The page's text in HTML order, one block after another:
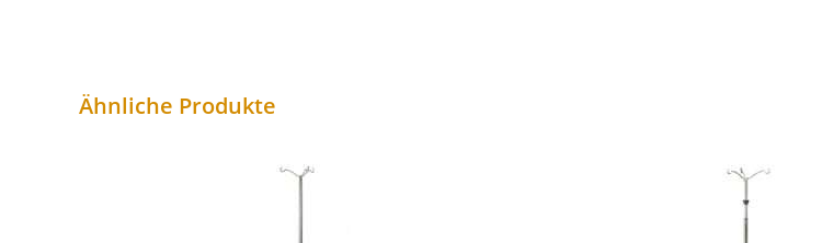
Ähnliche Produkte